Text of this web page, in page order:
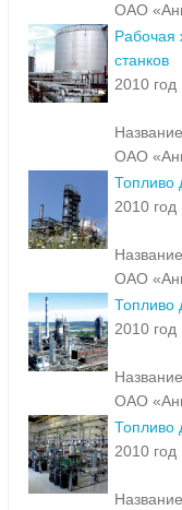
ОАО
Рабочая
станков
2010 год
ОАО
Топливо
2010 год
ОАО
Топливо
2010 год
ОАО
Топливо
2010 год